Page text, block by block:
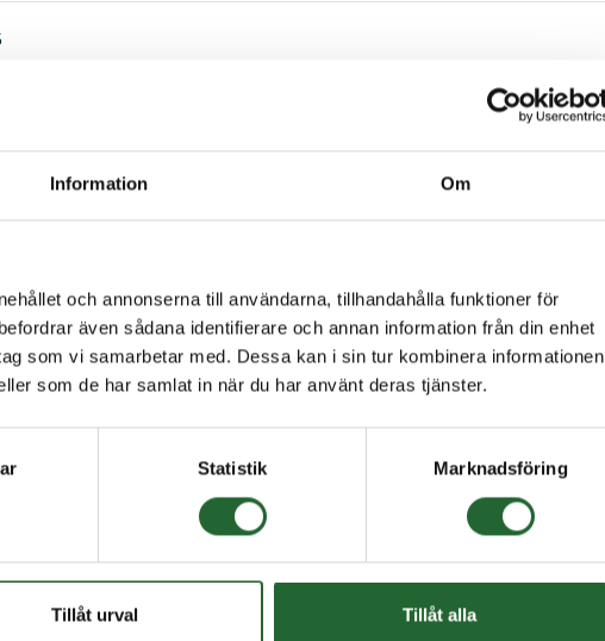
Information Om
och annonserna till användarna, tillhandahålla funktioner för
även sådana identifierare och annan information från din enhet
som vi samarbetar med. Dessa kan i sin tur kombinera informationen
som de har samlat in när du har använt deras tjänster.
Statistik Marknadsföring
Tillåt urval Tillåt alla